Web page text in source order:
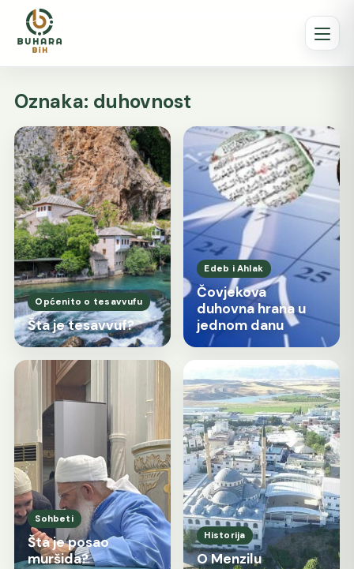
Oznaka: duhovnost
Općenito o tesavvufu
Šta je tesavvuf?
Edeb i Ahlak
Čovjekova
duhovna hrana u
jednom danu
Sohbeti
Šta je posao
muršida?
Historija
O Menzilu